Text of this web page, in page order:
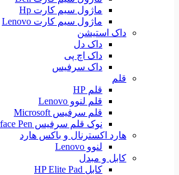
ماژول سیم کارت Hp
ماژول سیم کارت Lenovo
داک استیشن
داک دل
داک اچ پی
داک سرفیس
قلم
قلم HP
قلم لنوو Lenovo
قلم سرفیس Microsoft
نوک قلم سرفیس Surface Pen
هارد اکسترنال و باکس هارد
لنوو Lenovo
کابل و مبدل
کابل HP Elite Pad